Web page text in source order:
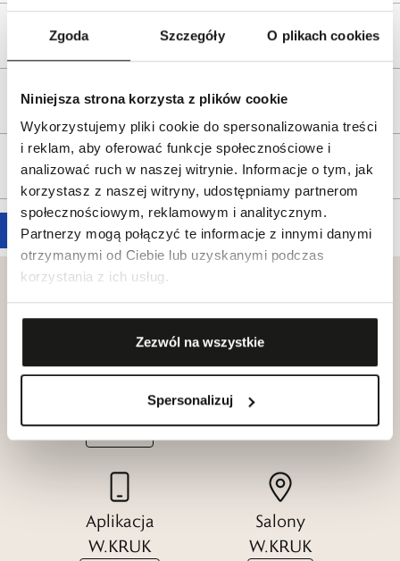
Zgoda Szczegóły O plikach cookies
Niniejsza strona korzysta z plików cookie
Wykorzystujemy pliki cookie do spersonalizowania treści
i reklam, aby oferować funkcje społecznościowe i
analizować ruch w naszej witrynie. Informacje o tym, jak
korzystasz z naszej witryny, udostępniamy partnerom
społecznościowym, reklamowym i analitycznym.
Partnerzy mogą połączyć te informacje z innymi danymi
otrzymanymi od Ciebie lub uzyskanymi podczas
korzystania z ich usług.
Zezwól na wszystkie
Spersonalizuj
Wysyłka
Reklamacje i zwroty
Tagi
Przyjaciół
W.KRUK
Katalogi
W.KRUK
Zobacz
Aplikacja
W.KRUK
Salony
W.KRUK